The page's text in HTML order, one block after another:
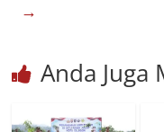
→
Anda Juga